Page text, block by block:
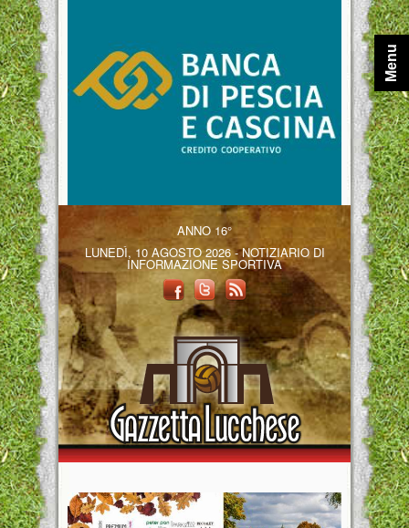
ANNO 16°
LUNEDÌ, 10 AGOSTO 2026 - NOTIZIARIO DI
INFORMAZIONE SPORTIVA
Menu